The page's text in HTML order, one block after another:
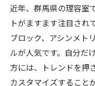
近年、群馬県の理容室
トがますます注目され
ブロック、アシンメト
ルが人気です。自分だ
方には、トレンドを押
カスタマイズすること